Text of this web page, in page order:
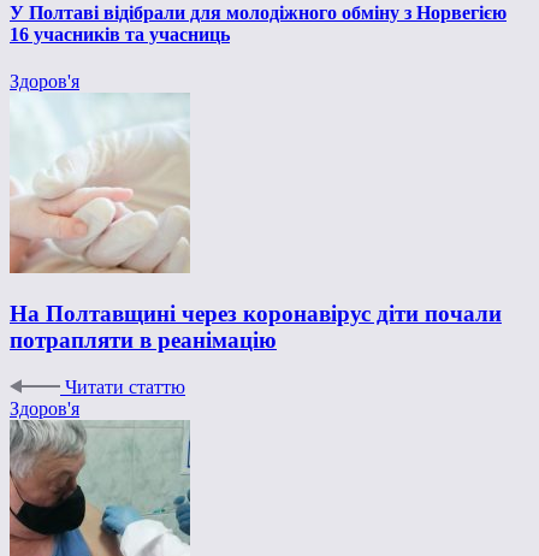
У Полтаві відібрали для молодіжного обміну з Норвегією
16 учасників та учасниць
Здоров'я
На Полтавщині через коронавірус діти почали
потрапляти в реанімацію
Читати статтю
Здоров'я